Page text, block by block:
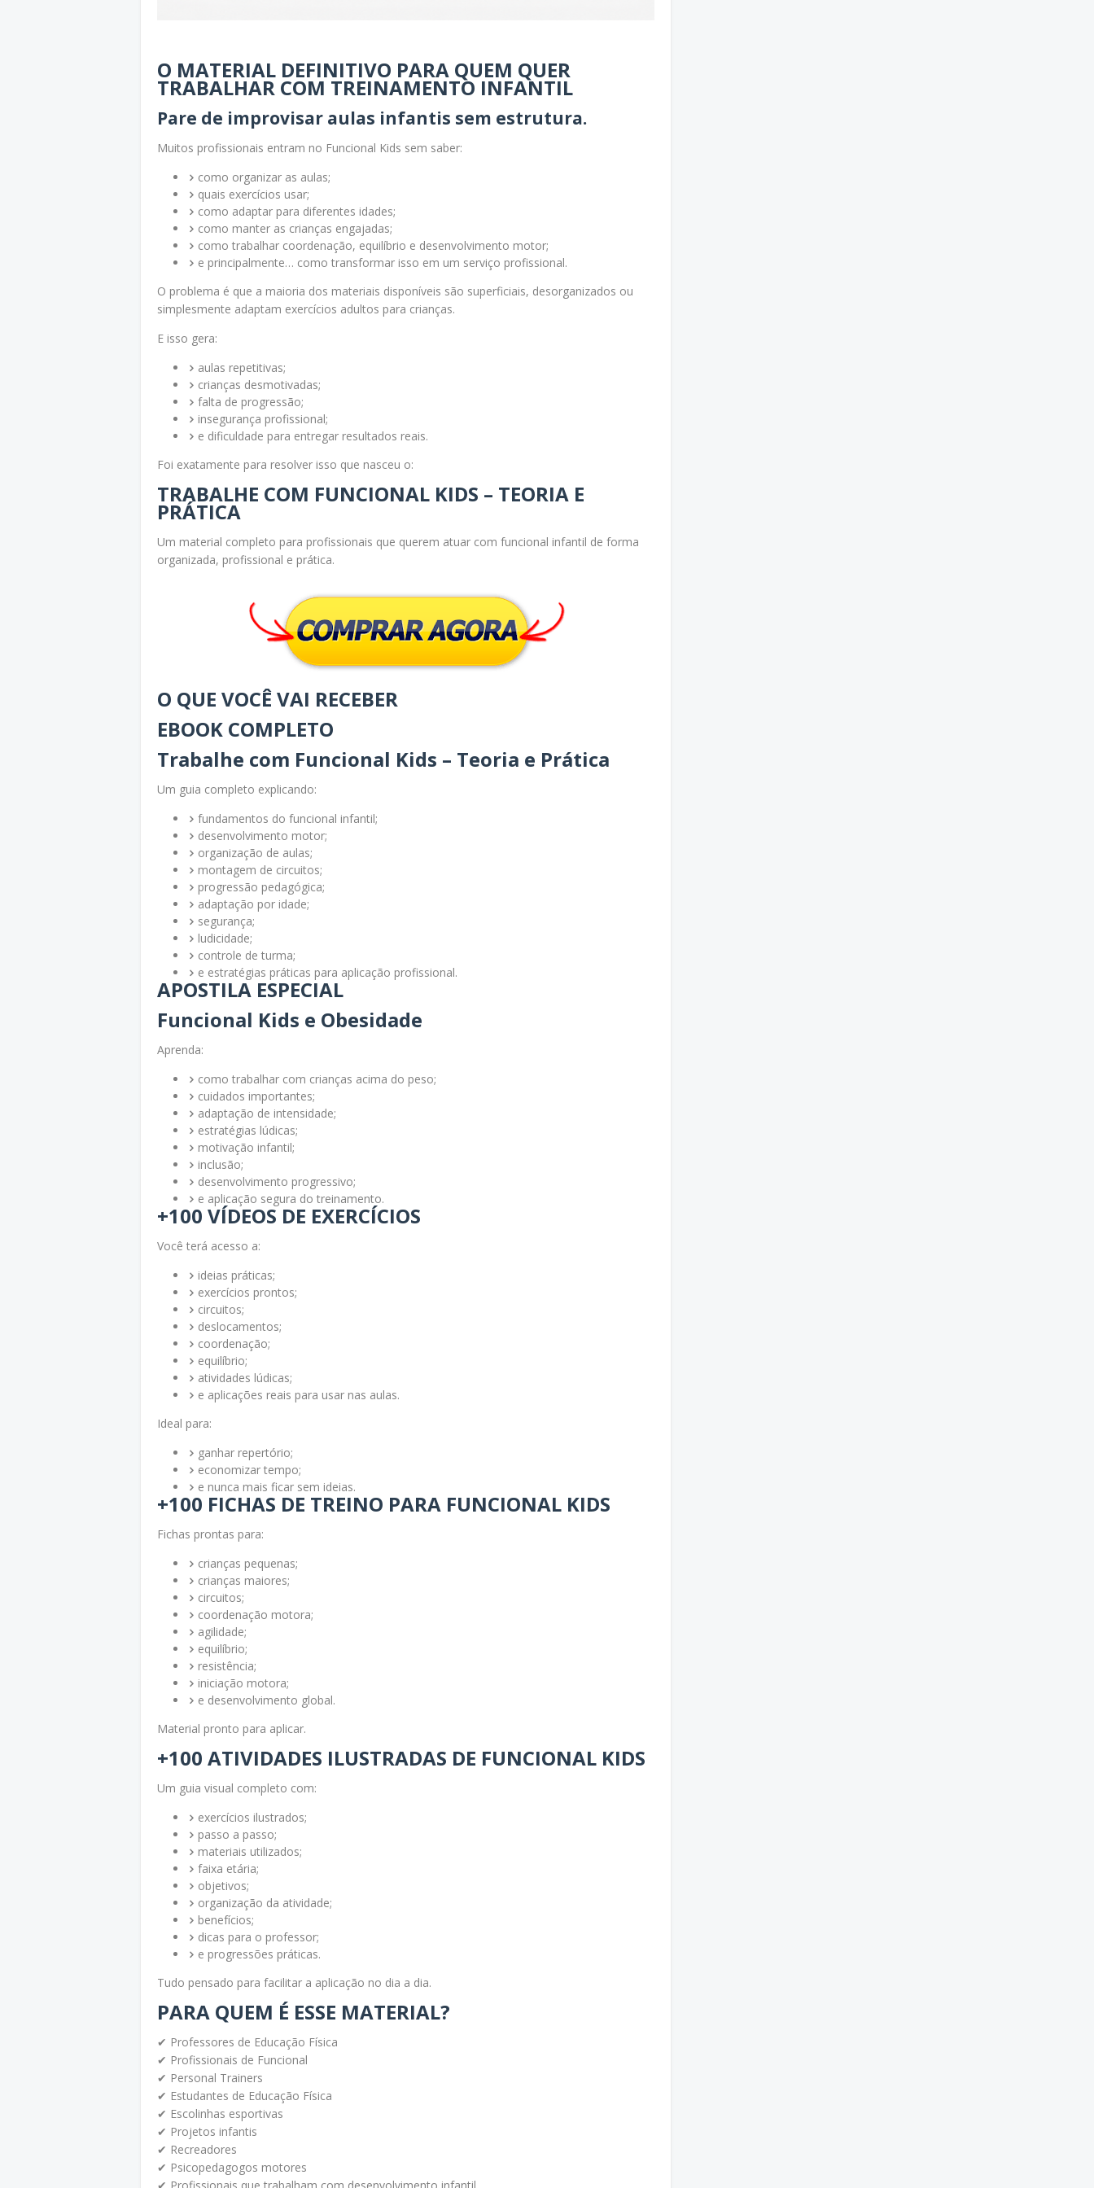
O MATERIAL DEFINITIVO PARA QUEM QUER
TRABALHAR COM TREINAMENTO INFANTIL
Pare de improvisar aulas infantis sem estrutura.
Muitos profissionais entram no Funcional Kids sem saber:
como organizar as aulas;
quais exercícios usar;
como adaptar para diferentes idades;
como manter as crianças engajadas;
como trabalhar coordenação, equilíbrio e desenvolvimento motor;
e principalmente… como transformar isso em um serviço profissional.
O problema é que a maioria dos materiais disponíveis são superficiais, desorganizados ou
simplesmente adaptam exercícios adultos para crianças.
E isso gera:
aulas repetitivas;
crianças desmotivadas;
falta de progressão;
insegurança profissional;
e dificuldade para entregar resultados reais.
Foi exatamente para resolver isso que nasceu o:
TRABALHE COM FUNCIONAL KIDS – TEORIA E
PRÁTICA
Um material completo para profissionais que querem atuar com funcional infantil de forma
organizada, profissional e prática.
O QUE VOCÊ VAI RECEBER
EBOOK COMPLETO
Trabalhe com Funcional Kids – Teoria e Prática
Um guia completo explicando:
fundamentos do funcional infantil;
desenvolvimento motor;
organização de aulas;
montagem de circuitos;
progressão pedagógica;
adaptação por idade;
segurança;
ludicidade;
controle de turma;
e estratégias práticas para aplicação profissional.
APOSTILA ESPECIAL
Funcional Kids e Obesidade
Aprenda:
como trabalhar com crianças acima do peso;
cuidados importantes;
adaptação de intensidade;
estratégias lúdicas;
motivação infantil;
inclusão;
desenvolvimento progressivo;
e aplicação segura do treinamento.
+100 VÍDEOS DE EXERCÍCIOS
Você terá acesso a:
ideias práticas;
exercícios prontos;
circuitos;
deslocamentos;
coordenação;
equilíbrio;
atividades lúdicas;
e aplicações reais para usar nas aulas.
Ideal para:
ganhar repertório;
economizar tempo;
e nunca mais ficar sem ideias.
+100 FICHAS DE TREINO PARA FUNCIONAL KIDS
Fichas prontas para:
crianças pequenas;
crianças maiores;
circuitos;
coordenação motora;
agilidade;
equilíbrio;
resistência;
iniciação motora;
e desenvolvimento global.
Material pronto para aplicar.
+100 ATIVIDADES ILUSTRADAS DE FUNCIONAL KIDS
Um guia visual completo com:
exercícios ilustrados;
passo a passo;
materiais utilizados;
faixa etária;
objetivos;
organização da atividade;
benefícios;
dicas para o professor;
e progressões práticas.
Tudo pensado para facilitar a aplicação no dia a dia.
PARA QUEM É ESSE MATERIAL?
✔ Professores de Educação Física
✔ Profissionais de Funcional
✔ Personal Trainers
✔ Estudantes de Educação Física
✔ Escolinhas esportivas
✔ Projetos infantis
✔ Recreadores
✔ Psicopedagogos motores